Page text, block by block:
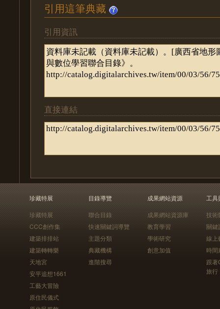
引用這筆典藏
引用資訊
直接連結
珍藏特展
珍藏特展
CCC創作集
建築排排站
建築轉轉樂
天地宮
安平追想1661
工藝大冒險
原住民儀式
目錄導覽
聯合目錄
快速關鍵詞導覽
主題分類
典藏機構
進階搜尋
成果網站資源
成果網站資源庫
教育學習
學術研究
創意加值
工具
技術
關鍵
線上
時間
跟
旅行